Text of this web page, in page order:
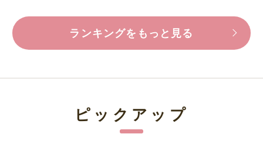
ランキングをもっと見る
ピックアップ